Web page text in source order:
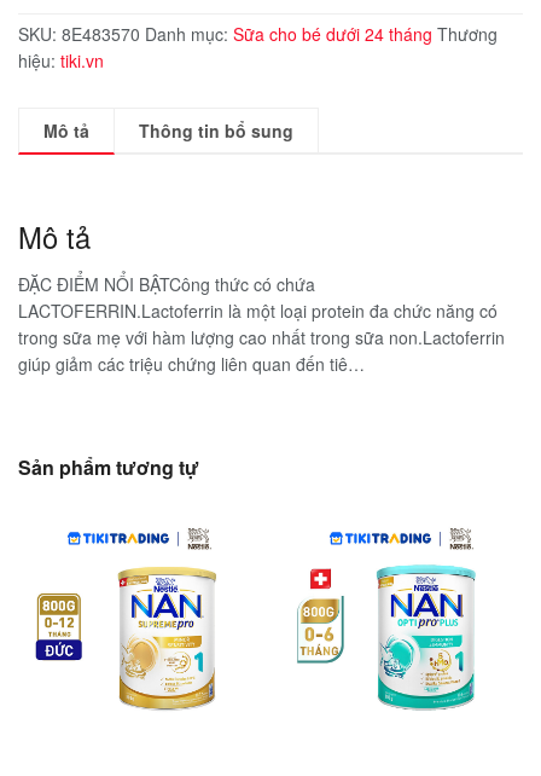
SKU: 8E483570 Danh mục: Sữa cho bé dưới 24 tháng Thương
hiệu: tiki.vn
Mô tả Thông tin bổ sung
Mô tả
ĐẶC ĐIỂM NỔI BẬTCông thức có chứa
LACTOFERRIN.Lactoferrin là một loại protein đa chức năng có
trong sữa mẹ với hàm lượng cao nhất trong sữa non.Lactoferrin
giúp giảm các triệu chứng liên quan đến tiê…
Sản phẩm tương tự